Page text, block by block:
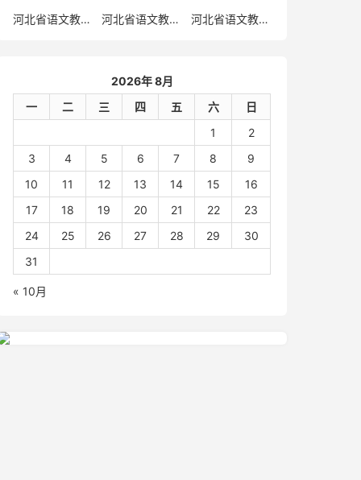
河北省语文教师编制考试真题
河北省语文教师编制考试真题卷 河北省语文教师考试
2026年 8月
一
二 三 四 五 六
日
1
2
3
4 5 6 7 8
9
10
11 12 13 14 15
16
17
18 19 20 21 22
23
24
25 26 27 28 29
30
31
« 10月